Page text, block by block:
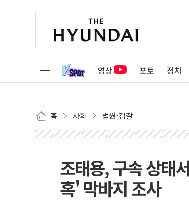
영상 포토 정치
홈 사회 법원·검찰
조태용, 구속 상태
혹' 막바지 조사